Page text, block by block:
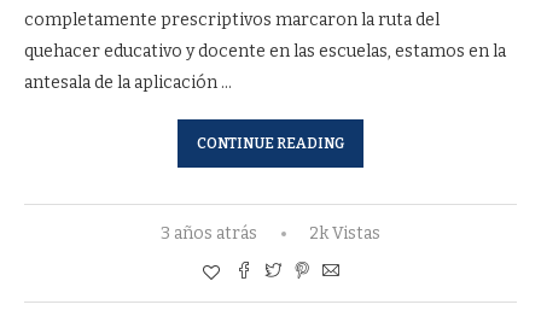
completamente prescriptivos marcaron la ruta del
quehacer educativo y docente en las escuelas, estamos en la
antesala de la aplicación …
CONTINUE READING
3 años atrás 2k Vistas